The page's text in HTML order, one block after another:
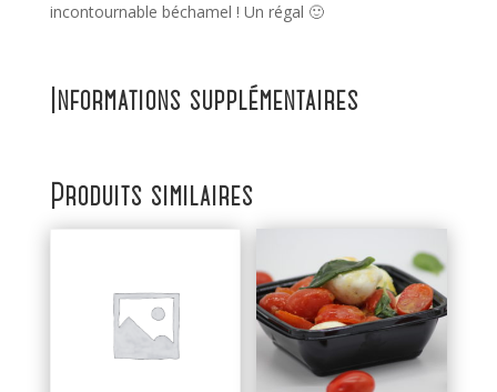
incontournable béchamel ! Un régal 🙂
Informations supplémentaires
Produits similaires